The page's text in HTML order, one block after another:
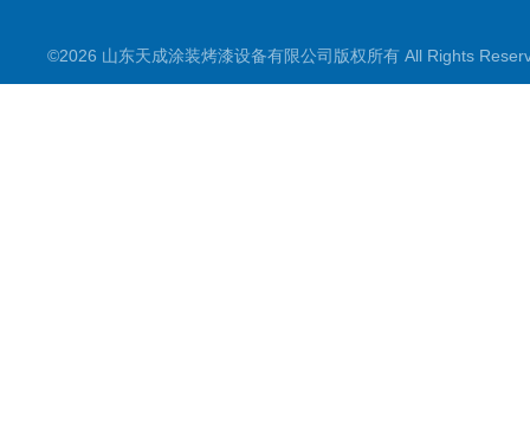
©2026 山东天成涂装烤漆设备有限公司版权所有 All Rights